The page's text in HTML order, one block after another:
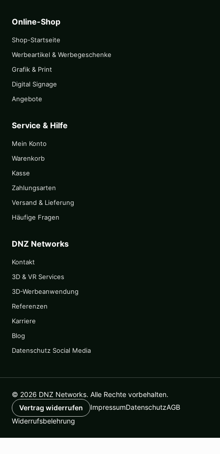
Online-Shop
Shop-Startseite
Werbeartikel & Werbegeschenke
Grafik & Print
Digital Signage
Angebote
Service & Hilfe
Mein Konto
Warenkorb
Kasse
Zahlungsarten
Versand & Lieferung
Häufige Fragen
DNZ Networks
Kontakt
3D & VR Services
3D-Werbeanwendung
Referenzen
Karriere
Blog
Datenschutz Social Media
© 2026 DNZ Networks. Alle Rechte vorbehalten.
Vertrag widerrufen
ImpressumDatenschutzAGB
Widerrufsbelehrung